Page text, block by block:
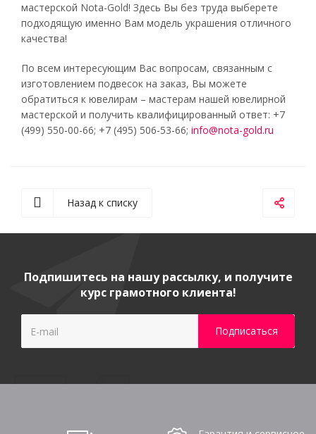
мастерской Nota-Gold! Здесь Вы без труда выберете
подходящую именно Вам модель украшения отличного
качества!
По всем интересующим Вас вопросам, связанным с
изготовлением подвесок на заказ, Вы можете
обратиться к ювелирам – мастерам нашей ювелирной
мастерской и получить квалифицированный ответ: +7
(499) 550-00-66; +7 (495) 506-53-66; info@nota-gold.ru
Назад к списку
Подпишитесь на нашу рассылку, и получите
курс грамотного клиента!